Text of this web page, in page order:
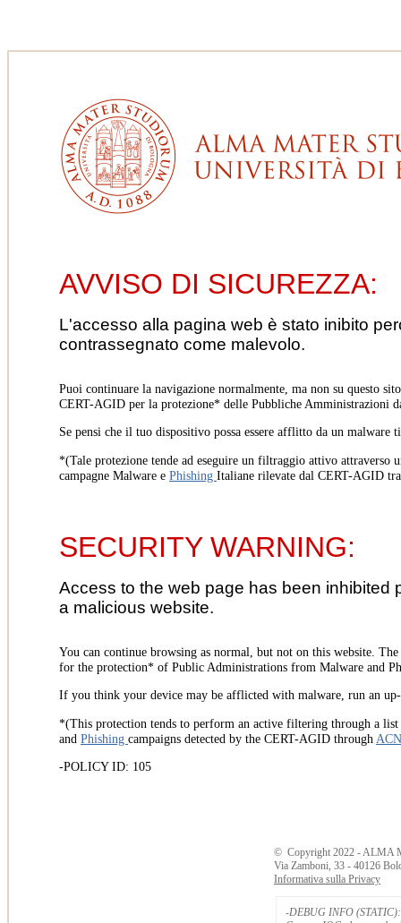
AVVISO DI SICUREZZA:
L'accesso alla pagina web è stato inibito
contrassegnato come malevolo.
Puoi continuare la navigazione normalmente, ma non su questo
CERT-AGID per la protezione* delle Pubbliche Amministrazioni
Se pensi che il tuo dispositivo possa essere afflitto da un
*(Tale protezione tende ad eseguire un filtraggio attivo
campagne Malware e Phishing Italiane rilevate dal CERT-AGID
SECURITY WARNING:
Access to the web page has been
a malicious website.
You can continue browsing as normal, but not on this website.
for the protection* of Public Administrations from Malware and
If you think your device may be afflicted with malware, run an
*(This protection tends to perform an active filtering through a
and Phishing campaigns detected by the CERT-AGID through
-POLICY ID: 105
© Copyright 2022 - ALMA
Via Zamboni, 33 - 40126
Informativa sulla Privacy
-DEBUG INFO (STATIC):